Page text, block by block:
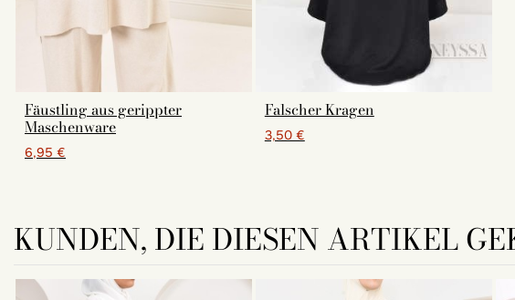
Fäustling aus gerippter
Maschenware
6,95 €
Falscher Kragen
3,50 €
KUNDEN, DIE DIESEN ARTIKEL